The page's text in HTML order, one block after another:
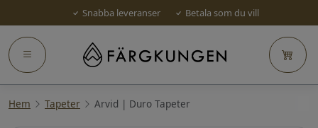
Snabba leveranser Betala som du vill
Hem Tapeter Arvid | Duro Tapeter